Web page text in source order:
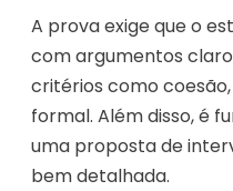
A prova exige que o
com argumentos
critérios como
formal. Além disso, é
uma proposta de
bem detalhada.